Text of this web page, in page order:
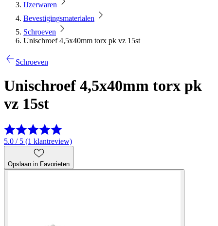
IJzerwaren
Bevestigingsmaterialen
Schroeven
Unischroef 4,5x40mm torx pk vz 15st
Schroeven
Unischroef 4,5x40mm torx pk
vz 15st
5.0 / 5 (1 klantreview)
Opslaan in Favorieten